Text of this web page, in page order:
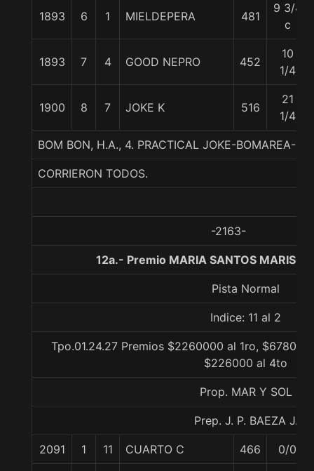
1893 6 1 MIELDEPERA 481
9 3/4
c
1893 7 4 GOOD NEPRO 452
10
1/4
1900 8 7 JOKE K 516
21
1/4
BOM BON, H.A., 4. PRACTICAL JOKE-BOMAREA-
CORRIERON TODOS.
-2163-
12a.- Premio MARIA SANTOS
Pista Normal
Indice: 11 al 2
Tpo.01.24.27 Premios $2260000 al 1ro,
$226000 al 4to
Prop. MAR Y SOL
Prep. J. P. BAEZA J.
2091 1 11 CUARTO C 466 0/0